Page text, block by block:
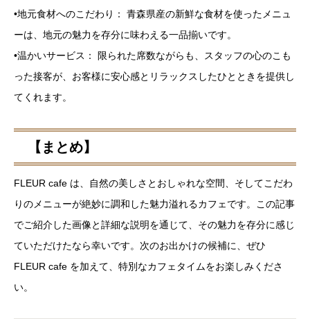
•地元食材へのこだわり： 青森県産の新鮮な食材を使ったメニュ
ーは、地元の魅力を存分に味わえる一品揃いです。
•温かいサービス： 限られた席数ながらも、スタッフの心のこも
った接客が、お客様に安心感とリラックスしたひとときを提供し
てくれます。
【まとめ】
FLEUR cafe は、自然の美しさとおしゃれな空間、そしてこだわ
りのメニューが絶妙に調和した魅力溢れるカフェです。この記事
でご紹介した画像と詳細な説明を通じて、その魅力を存分に感じ
ていただけたなら幸いです。次のお出かけの候補に、ぜひ
FLEUR cafe を加えて、特別なカフェタイムをお楽しみくださ
い。